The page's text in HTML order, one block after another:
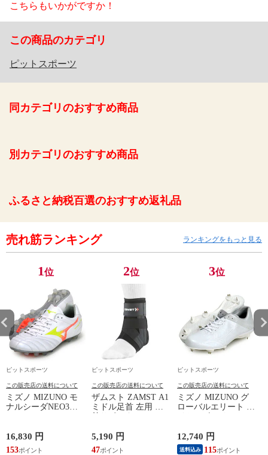
こちらもいかがですか！
この商品のカテゴリ
ピットスポーツ
同カテゴリのおすすめ商品
別カテゴリのおすすめ商品
ふるさと納税百選のおすすめ返礼品
売れ筋ランキング ランキングをもっと見る
1位
ピットスポーツ
この販売店の送料について
ミズノ MIZUNO モ
ナルシーダNEO3
カースパイク ワイド
26AW (P1GA262154)
16,830 円
153
2位
ピットスポーツ
この販売店の送料について
ザムスト ZAMST A1
ミドル足首 左用 足
首サポーター 13SS
5,190 円
47
3位
ピットスポーツ
この販売店の送料について
ミズノ MIZUNO グ
ローバルエリート ラ
イトレボエリート2
白 シューズ 軽量
24SS (11GM241001)
12,740 円
送料込み 115